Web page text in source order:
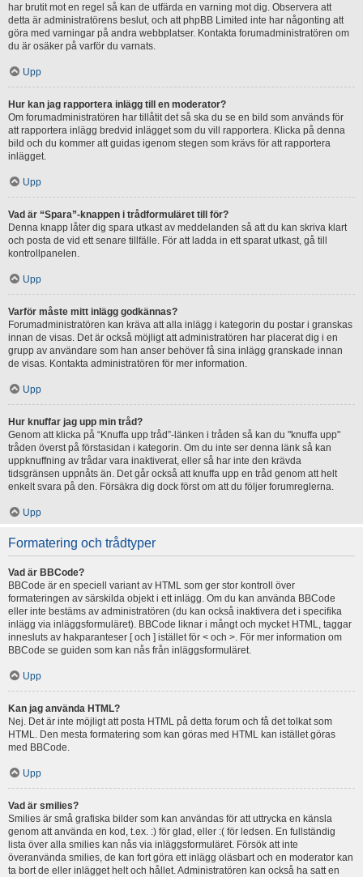
har brutit mot en regel så kan de utfärda en varning mot dig. Observera att
detta är administratörens beslut, och att phpBB Limited inte har någonting att
göra med varningar på andra webbplatser. Kontakta forumadministratören om
du är osäker på varför du varnats.
Upp
Hur kan jag rapportera inlägg till en moderator?
Om forumadministratören har tillåtit det så ska du se en bild som används för
att rapportera inlägg bredvid inlägget som du vill rapportera. Klicka på denna
bild och du kommer att guidas igenom stegen som krävs för att rapportera
inlägget.
Upp
Vad är “Spara”-knappen i trådformuläret till för?
Denna knapp låter dig spara utkast av meddelanden så att du kan skriva klart
och posta de vid ett senare tillfälle. För att ladda in ett sparat utkast, gå till
kontrollpanelen.
Upp
Varför måste mitt inlägg godkännas?
Forumadministratören kan kräva att alla inlägg i kategorin du postar i granskas
innan de visas. Det är också möjligt att administratören har placerat dig i en
grupp av användare som han anser behöver få sina inlägg granskade innan
de visas. Kontakta administratören för mer information.
Upp
Hur knuffar jag upp min tråd?
Genom att klicka på “Knuffa upp tråd”-länken i tråden så kan du "knuffa upp"
tråden överst på förstasidan i kategorin. Om du inte ser denna länk så kan
uppknuffning av trådar vara inaktiverat, eller så har inte den krävda
tidsgränsen uppnåts än. Det går också att knuffa upp en tråd genom att helt
enkelt svara på den. Försäkra dig dock först om att du följer forumreglerna.
Upp
Formatering och trådtyper
Vad är BBCode?
BBCode är en speciell variant av HTML som ger stor kontroll över
formateringen av särskilda objekt i ett inlägg. Om du kan använda BBCode
eller inte bestäms av administratören (du kan också inaktivera det i specifika
inlägg via inläggsformuläret). BBCode liknar i mångt och mycket HTML, taggar
innesluts av hakparanteser [ och ] istället för < och >. För mer information om
BBCode se guiden som kan nås från inläggsformuläret.
Upp
Kan jag använda HTML?
Nej. Det är inte möjligt att posta HTML på detta forum och få det tolkat som
HTML. Den mesta formatering som kan göras med HTML kan istället göras
med BBCode.
Upp
Vad är smilies?
Smilies är små grafiska bilder som kan användas för att uttrycka en känsla
genom att använda en kod, t.ex. :) för glad, eller :( för ledsen. En fullständig
lista över alla smilies kan nås via inläggsformuläret. Försök att inte
överanvända smilies, de kan fort göra ett inlägg oläsbart och en moderator kan
ta bort de eller inlägget helt och hållet. Administratören kan också ha satt en